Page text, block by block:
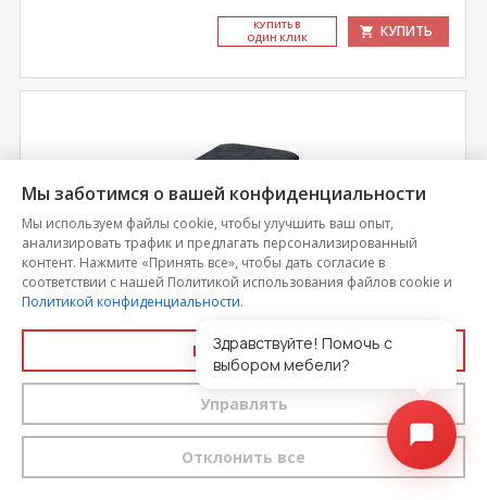
КУ­ПИТЬ В
ОДИН КЛИК
КУПИТЬ
Табурет квадратный черный
Мы заботимся о вашей конфиденциальности
Мы используем файлы cookie, чтобы улучшить ваш опыт,
анализировать трафик и предлагать персонализированный
контент. Нажмите «Принять все», чтобы дать согласие в
соответствии с нашей Политикой использования файлов cookie и
Политикой конфиденциальности.
Принять все
Управлять
Отклонить все
Здравствуйте! Помочь с
выбором мебели?